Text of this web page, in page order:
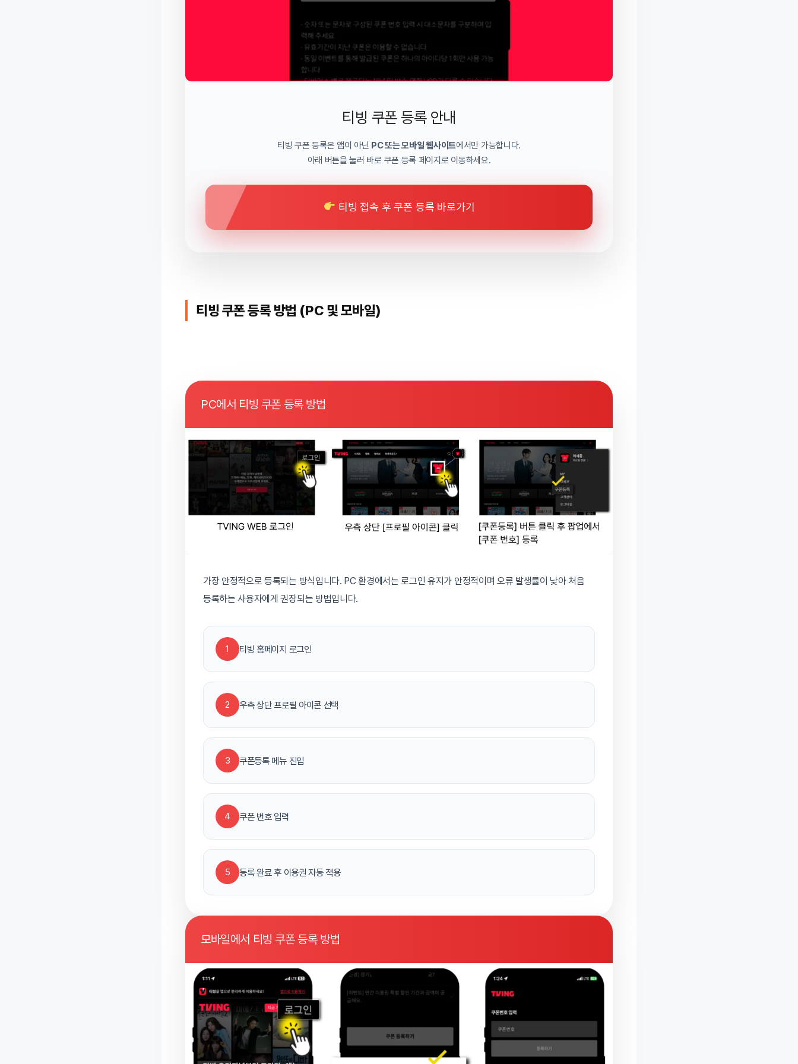
티빙 쿠폰 등록 안내
티빙 쿠폰 등록은 앱이 아닌 PC 또는 모바일 웹사이트에서만 가능합니다.
아래 버튼을 눌러 바로 쿠폰 등록 페이지로 이동하세요.
티빙 접속 후 쿠폰 등록 바로가기
티빙 쿠폰 등록 방법 (PC 및 모바일)
PC에서 티빙 쿠폰 등록 방법
가장 안정적으로 등록되는 방식입니다. PC 환경에서는 로그인 유지가 안정적이며 오류 발생률이 낮아 처음
등록하는 사용자에게 권장되는 방법입니다.
1 티빙 홈페이지 로그인
2 우측 상단 프로필 아이콘 선택
3 쿠폰등록 메뉴 진입
4 쿠폰 번호 입력
5 등록 완료 후 이용권 자동 적용
모바일에서 티빙 쿠폰 등록 방법